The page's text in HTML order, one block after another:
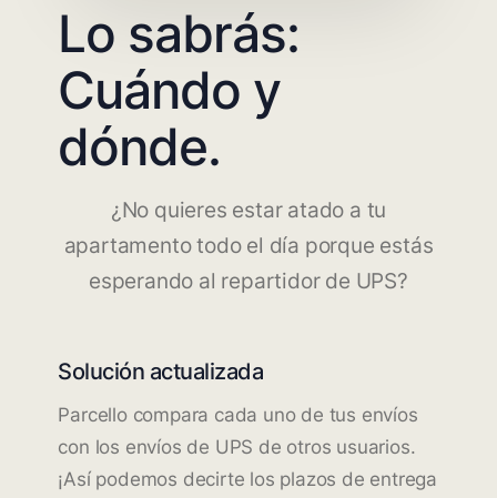
Lo sabrás:
Cuándo y
dónde.
¿No quieres estar atado a tu
apartamento todo el día porque estás
esperando al repartidor de UPS?
Solución actualizada
Parcello compara cada uno de tus envíos
con los envíos de UPS de otros usuarios.
¡Así podemos decirte los plazos de entrega